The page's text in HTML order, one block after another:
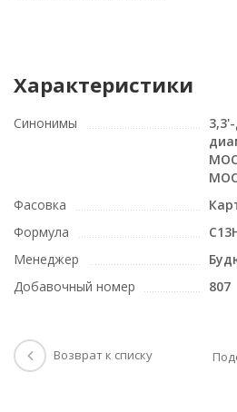
Характеристики
Синонимы
Фасовка
Формула
Менеджер
Добавочный номер
807
Возврат к списку